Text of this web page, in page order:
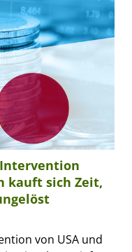
Intervention
kauft sich Zeit,
von USA und